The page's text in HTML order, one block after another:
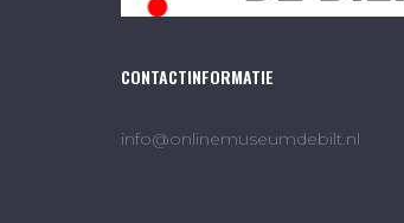
CONTACTINFORMATIE
info@onlinemuseumdebilt.nl